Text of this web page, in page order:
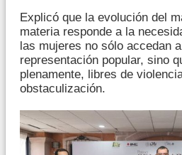
Explicó que la evolución del
materia responde a la
las mujeres no sólo accedan
representación popular, sino
plenamente, libres de
obstaculización.